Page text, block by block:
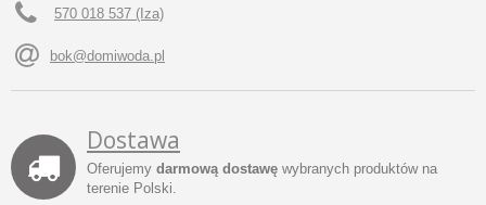
570 018 537 (Iza)
bok@domiwoda.pl
Dostawa
Oferujemy darmową dostawę wybranych produktów na
terenie Polski.